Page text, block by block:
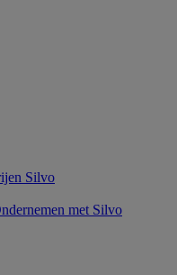
Silvo
met Silvo